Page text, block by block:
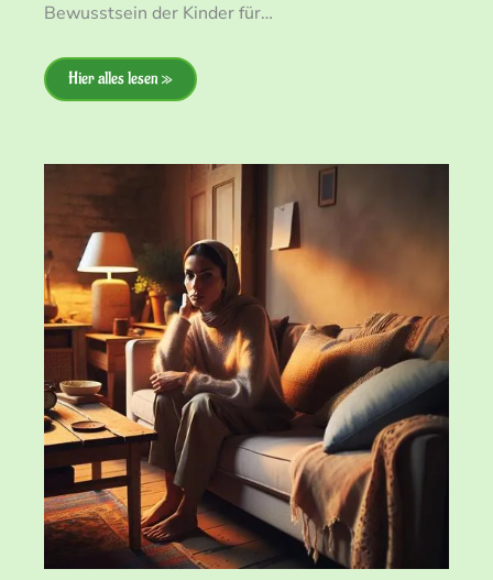
Bewusstsein der Kinder für…
Hier alles lesen »